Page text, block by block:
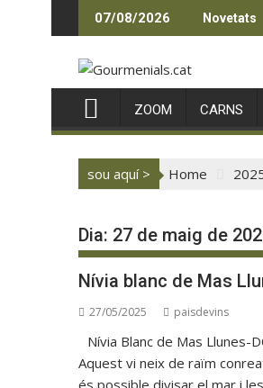
to
07/08/2026 Novetats
ZOOM CARNS
sou aquí > Home
Dia: 27 de maig de
Nívia blanc de Mas
27/05/2025 paisdevins
Nívia Blanc de Mas Llunes-
Aquest vi neix de raïm
és possible divisar el mar i